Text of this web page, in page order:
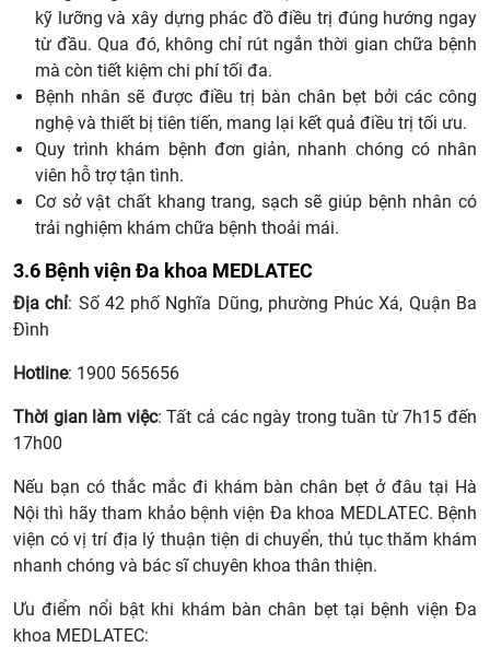
kỹ lưỡng và xây dựng phác đồ điều trị đúng hướng ngay
từ đầu. Qua đó, không chỉ rút ngắn thời gian chữa bệnh
mà còn tiết kiệm chi phí tối đa.
Bệnh nhân sẽ được điều trị bàn chân bẹt bởi các công
nghệ và thiết bị tiên tiến, mang lại kết quả điều trị tối ưu.
Quy trình khám bệnh đơn giản, nhanh chóng có nhân
viên hỗ trợ tận tình.
Cơ sở vật chất khang trang, sạch sẽ giúp bệnh nhân có
trải nghiệm khám chữa bệnh thoải mái.
3.6 Bệnh viện Đa khoa MEDLATEC
Địa chỉ: Số 42 phố Nghĩa Dũng, phường Phúc Xá, Quận Ba
Đình
Hotline: 1900 565656
Thời gian làm việc: Tất cả các ngày trong tuần từ 7h15 đến
17h00
Nếu bạn có thắc mắc đi khám bàn chân bẹt ở đâu tại Hà
Nội thì hãy tham khảo bệnh viện Đa khoa MEDLATEC. Bệnh
viện có vị trí địa lý thuận tiện di chuyển, thủ tục thăm khám
nhanh chóng và bác sĩ chuyên khoa thân thiện.
Ưu điểm nổi bật khi khám bàn chân bẹt tại bệnh viện Đa
khoa MEDLATEC: